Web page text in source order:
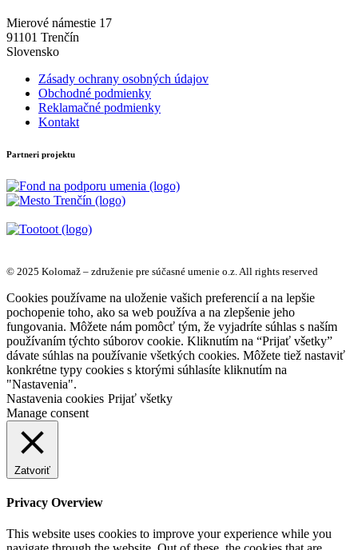
Mierové námestie 17
91101 Trenčín
Slovensko
Zásady ochrany osobných údajov
Obchodné podmienky
Reklamačné podmienky
Kontakt
Partneri projektu
© 2025 Kolomaž – združenie pre súčasné umenie o.z. All rights reserved
Cookies používame na uloženie vašich preferencií a na lepšie
pochopenie toho, ako sa web používa a na zlepšenie jeho
fungovania. Môžete nám pomôcť tým, že vyjadríte súhlas s naším
používaním týchto súborov cookie. Kliknutím na “Prijať všetky”
dávate súhlas na používanie všetkých cookies. Môžete tiež nastaviť
konkrétne typy cookies s ktorými súhlasíte kliknutím na
"Nastavenia".
Nastavenia cookies Prijať všetky
Manage consent
Zatvoriť
Privacy Overview
This website uses cookies to improve your experience while you